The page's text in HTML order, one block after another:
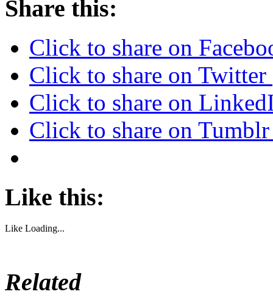
Share this:
Click to share on
Click to share on
Click to share on
Click to share on
Like this:
Like Loading...
Related